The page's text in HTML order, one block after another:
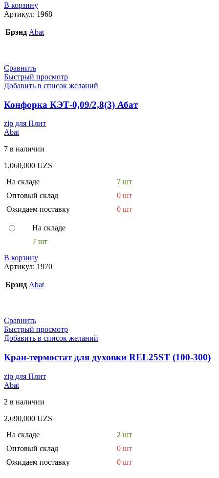
В корзину
Артикул: 1968
Брэнд Abat
Сравнить
Быстрый просмотр
Добавить в список желаний
Конфорка КЭТ-0,09/2,8(3) Абат
zip для Плит
Abat
7 в наличии
1,060,000 UZS
На складе
7 шт
Оптовый склад
0 шт
Ожидаем поставку
0 шт
На складе
7 шт
В корзину
Артикул: 1970
Брэнд Abat
Сравнить
Быстрый просмотр
Добавить в список желаний
Кран-термостат для духовки REL25ST (100-300)
zip для Плит
Abat
2 в наличии
2,690,000 UZS
На складе
2 шт
Оптовый склад
0 шт
Ожидаем поставку
0 шт